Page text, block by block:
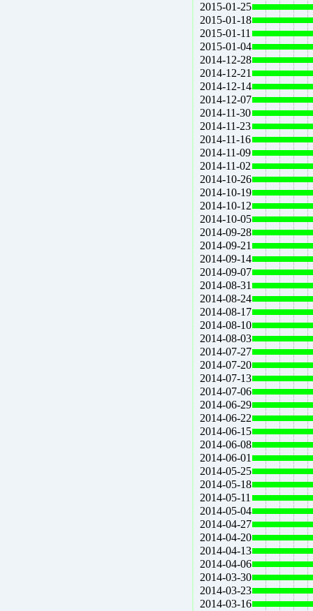
2015-01-25
2015-01-18
2015-01-11
2015-01-04
2014-12-28
2014-12-21
2014-12-14
2014-12-07
2014-11-30
2014-11-23
2014-11-16
2014-11-09
2014-11-02
2014-10-26
2014-10-19
2014-10-12
2014-10-05
2014-09-28
2014-09-21
2014-09-14
2014-09-07
2014-08-31
2014-08-24
2014-08-17
2014-08-10
2014-08-03
2014-07-27
2014-07-20
2014-07-13
2014-07-06
2014-06-29
2014-06-22
2014-06-15
2014-06-08
2014-06-01
2014-05-25
2014-05-18
2014-05-11
2014-05-04
2014-04-27
2014-04-20
2014-04-13
2014-04-06
2014-03-30
2014-03-23
2014-03-16